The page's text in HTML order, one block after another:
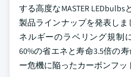
する高度なMASTER
製品ラインナップを発表し
ネルギーのラベリング規制
60%の省エネと寿命3.5倍の
ー危機に陥ったカーボンフッ